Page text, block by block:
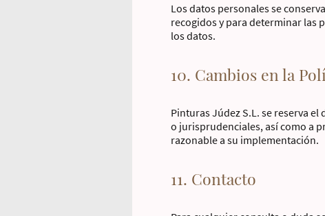
Los datos personales se
recogidos y para determinar las
los datos.
10. Cambios en la
Pinturas Júdez S.L. se reserva
o jurisprudenciales, así como a
razonable a su implementación.
11. Contacto